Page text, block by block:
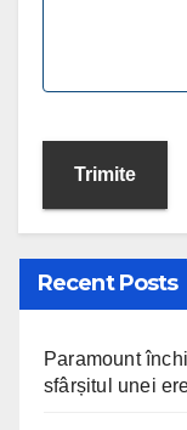
Recent Posts
Paramount
sfârșitul unei